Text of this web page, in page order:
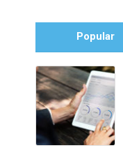
Popular